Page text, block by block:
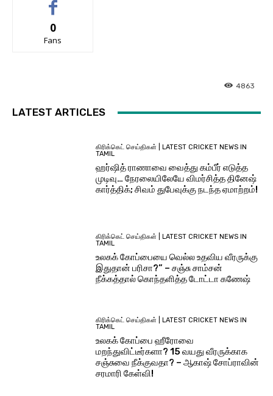
0
Fans
4863
LATEST ARTICLES
கிரிக்கெட் செய்திகள் | LATEST CRICKET NEWS IN
TAMIL
ஹர்ஷித் ராணாவை வைத்து கம்பீர் எடுத்த
முடிவு… நேரலையிலேயே விமர்சித்த தினேஷ்
கார்த்திக்; சிவம் துபேவுக்கு நடந்த ஏமாற்றம்!
கிரிக்கெட் செய்திகள் | LATEST CRICKET NEWS IN
TAMIL
உலகக் கோப்பையை வெல்ல உதவிய வீரருக்கு
இதுதான் பரிசா?” – சஞ்சு சாம்சன்
நீக்கத்தால் கொந்தளித்த டோட்டா கணேஷ்
கிரிக்கெட் செய்திகள் | LATEST CRICKET NEWS IN
TAMIL
உலகக் கோப்பை ஹீரோவை
மறந்துவிட்டீர்களா? 15 வயது வீரருக்காக
சஞ்சுவை நீக்குவதா? – ஆகாஷ் சோப்ராவின்
சரமாரி கேள்வி!